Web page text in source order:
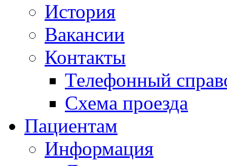
История
Вакансии
Контакты
Телефонный
Схема проезда
Пациентам
Информация